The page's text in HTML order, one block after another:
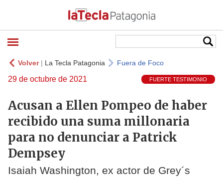
Volver| La Tecla Patagonia Fuera de Foco
29 de octubre de 2021 FUERTE TESTIMONIO
Acusan a Ellen Pompeo de haber
recibido una suma millonaria
para no denunciar a Patrick
Dempsey
Isaiah Washington, ex actor de Grey´s